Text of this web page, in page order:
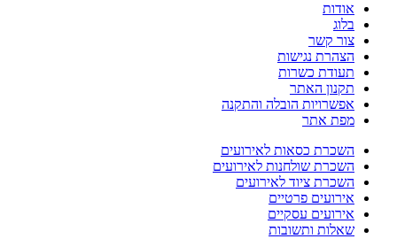
אודות
בלוג
צור קשר
הצהרת נגישות
תעודת כשרות
תקנון האתר
אפשרויות הובלה והתקנה
מפת אתר
השכרת כסאות לאירועים
השכרת שולחנות לאירועים
השכרת ציוד לאירועים
אירועים פרטיים
אירועים עסקיים
שאלות ותשובות